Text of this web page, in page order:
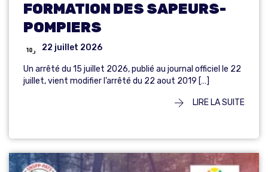
FORMATION DES SAPEURS-
POMPIERS
22 juillet 2026
Un arrêté du 15 juillet 2026, publié au journal officiel le 22
juillet, vient modifier l’arrêté du 22 aout 2019 […]
LIRE LA SUITE